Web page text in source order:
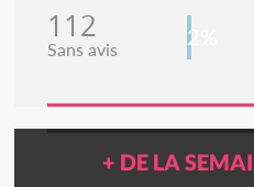
112
Sans avis 2%
+ DE LA